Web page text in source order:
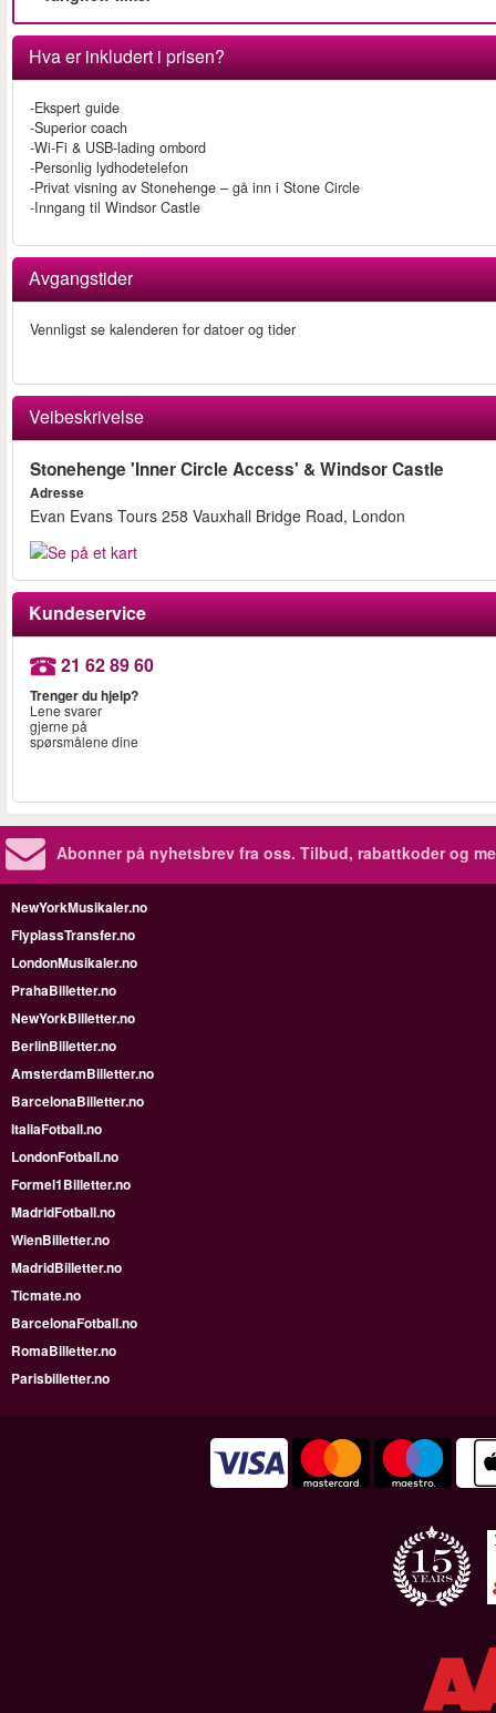
Hva er inkludert i prisen?
-Ekspert guide
-Superior coach
-Wi-Fi & USB-lading ombord
-Personlig lydhodetelefon
-Privat visning av Stonehenge – gå inn i Stone Circle
-Inngang til Windsor Castle
Avgangstider
Vennligst se kalenderen for datoer og tider
Veibeskrivelse
Stonehenge 'Inner Circle Access' & Windsor Castle
Adresse
Evan Evans Tours 258 Vauxhall Bridge Road, London
Kundeservice
21 62 89 60
Trenger du hjelp?
Lene svarer
gjerne på
spørsmålene dine
Abonner på nyhetsbrev fra oss. Tilbud, rabattkoder og
NewYorkMusikaler.no
FlyplassTransfer.no
LondonMusikaler.no
PrahaBilletter.no
NewYorkBilletter.no
BerlinBilletter.no
AmsterdamBilletter.no
BarcelonaBilletter.no
ItaliaFotball.no
LondonFotball.no
Formel1Billetter.no
MadridFotball.no
WienBilletter.no
MadridBilletter.no
Ticmate.no
BarcelonaFotball.no
RomaBilletter.no
Parisbilletter.no